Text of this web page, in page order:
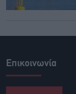
Επικοινωνία